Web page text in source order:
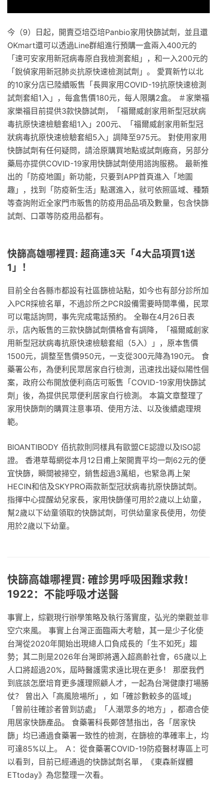
今（9）日起，開賣亞培亞培Panbio家用快篩試劑，並且還
OKmart還可以透過Line群組進行預購一盒兩入400元的
「速可安家用新冠病毒原自我檢測套組」，和一入200元的
「銳偵家用新冠肺炎抗原快速檢測試劑」。 愛買新竹以北
的10家分店已陸續販售「長興家用COVID-19抗原快速檢測
試劑套組1入」，每盒售價180元，每人限購2盒。 ＃家樂福
家樂福目前提供3款快篩試劑，「福爾威創家用新型冠狀病
毒抗原快速檢驗套組1入」200元、「福爾威創家用新型冠
狀病毒抗原快速檢驗套組5入」調降至975元。 對使用家用
快篩試劑有任何疑問，請洽原購買地點或試劑廠商，另部分
藥局亦提供COVID-19家用快篩試劑使用諮詢服務。 最新推
出的「防疫地圖」新功能，只要到APP首頁進入「地圖
趣」，找到「防疫新生活」點選進入，就可依照區域、種類
等查詢附近全家門市販售的防疫用品品項及數量，包含快篩
試劑、口罩等防疫用品都有。
快篩高雄哪裡買: 超商連3天「4大品項買1送
1」！
目前全台各縣市都設有社區篩檢站點，如今也有部分診所加
入PCR採檢名單，不過診所之PCR設備需要時間準備，民眾
可以電話詢問，事先完成電話預約。 全聯在4月26日表
示，店內販售的三款快篩試劑價格會有調降，「福爾威創家
用新型冠狀病毒抗原快速檢驗套組（5入）」，原本售價
1500元，調整至售價950元，一支從300元降為190元。 食
藥署公布，為便利民眾居家自行檢測，迅速找出疑似陽性個
案，政府公布開放便利商店可販售「COVID-19家用快篩試
劑」後，為提供民眾便利居家自行檢測。 本篇文章整理了
家用快篩劑的購買注意事項、使用方法、以及後續處理規
範。
BIOANTIBODY 佰抗款則同樣具有歐盟CE認證以及ISO認
證。 香港草莓網從本月12日甫上架開賣平均一劑62元的便
宜快篩，瞬間被掃空，銷售超過3萬組，也緊急再上架
HECIN和信及SKYPRO兩款新型冠狀病毒抗原快篩試劑。
指揮中心提醒幼兒家長，家用快篩僅可用於2歲以上幼童，
幫2歲以下幼童領取的快篩試劑，可供幼童家長使用，勿使
用於2歲以下幼童。
快篩高雄哪裡買: 確診男呼吸困難求救！
1922：不能呼吸才送醫
事實上，綜觀現行辦學策略及執行落實度，弘光的樂觀並非
空穴來風。 事實上台灣正面臨兩大考驗，其一是少子化使
台灣從2020年開始出現總人口負成長的「生不如死」趨
勢；其二則是2026年台灣即將邁入超高齡社會，65歲以上
人口將超過20%，屆時醫護需求遠比現在更多！ 那麼我們
到底該怎麼培育更多護理照顧人才，一起為台灣健康打場勝
仗？ 曾出入「高風險場所」，如「確診數較多的區域」
「曾前往確診者曾到訪處」「人潮眾多的地方」，都適合使
用居家快篩產品。 食藥署科長鄭啓慧指出，各「居家快
篩」均已通過食藥署一致性的檢測，在篩檢的準確率上，均
可達85%以上。 Ａ：從食藥署COVID-19防疫醫材專區上可
以看到，目前已經通過的快篩試劑名單，《東森新媒體
ETtoday》為您整理一次看。